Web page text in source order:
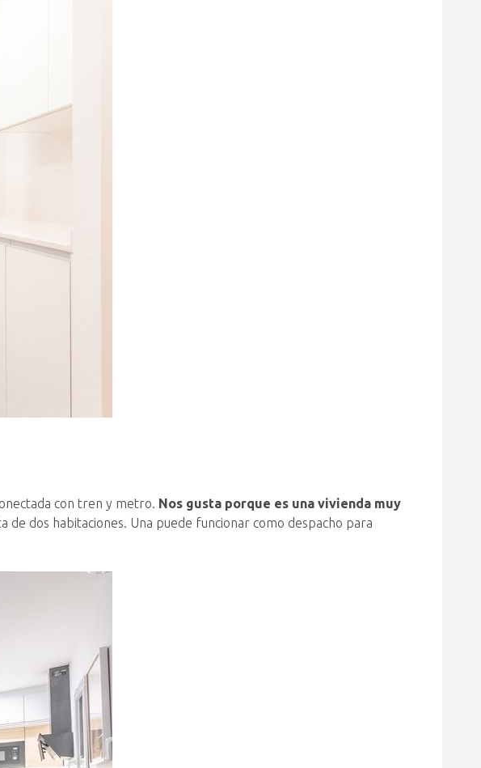
con tren y metro. Nos gusta porque es una vivienda muy
dos habitaciones. Una puede funcionar como despacho para